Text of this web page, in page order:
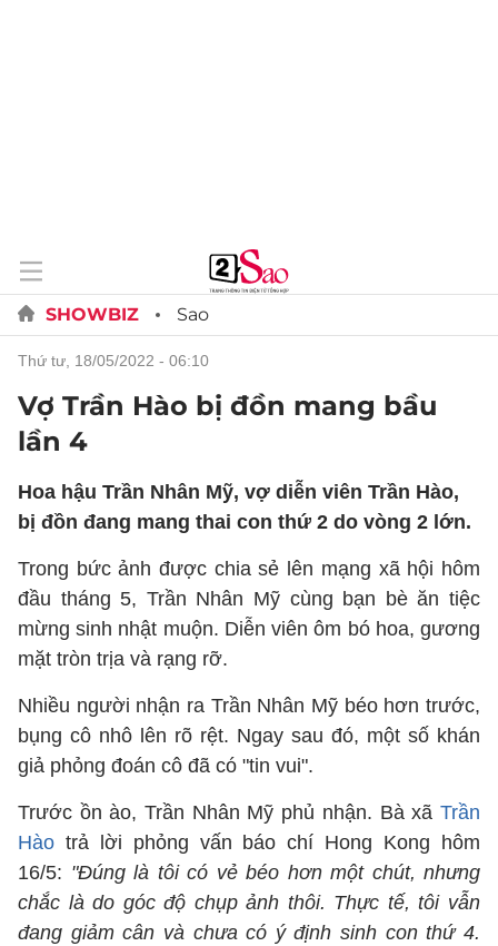
SHOWBIZ Sao
thứ tư, 18/05/2022 - 06:10
Vợ Trần Hào bị đồn mang bầu
lần 4
Hoa hậu Trần Nhân Mỹ, vợ diễn viên Trần Hào,
bị đồn đang mang thai con thứ 2 do vòng 2 lớn.
Trong bức ảnh được chia sẻ lên mạng xã hội hôm
đầu tháng 5, Trần Nhân Mỹ cùng bạn bè ăn tiệc
mừng sinh nhật muộn. Diễn viên ôm bó hoa, gương
mặt tròn trịa và rạng rỡ.
Nhiều người nhận ra Trần Nhân Mỹ béo hơn trước,
bụng cô nhô lên rõ rệt. Ngay sau đó, một số khán
giả phỏng đoán cô đã có "tin vui".
Trước ồn ào, Trần Nhân Mỹ phủ nhận. Bà xã Trần
Hào trả lời phỏng vấn báo chí Hong Kong hôm
16/5: "Đúng là tôi có vẻ béo hơn một chút, nhưng
chắc là do góc độ chụp ảnh thôi. Thực tế, tôi vẫn
đang giảm cân và chưa có ý định sinh con thứ 4.